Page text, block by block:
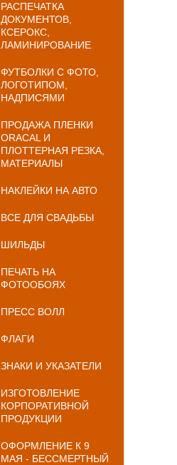
РАСПЕЧАТКА
ДОКУМЕНТОВ,
КСЕРОКС,
ЛАМИНИРОВАНИЕ
ФУТБОЛКИ С ФОТО,
ЛОГОТИПОМ,
НАДПИСЯМИ
ПРОДАЖА ПЛЕНКИ
ORACAL И
ПЛОТТЕРНАЯ РЕЗКА,
МАТЕРИАЛЫ
НАКЛЕЙКИ НА АВТО
ВСЕ ДЛЯ СВАДЬБЫ
ШИЛЬДЫ
ПЕЧАТЬ НА
ФОТООБОЯХ
ПРЕСС ВОЛЛ
ФЛАГИ
ЗНАКИ И УКАЗАТЕЛИ
ИЗГОТОВЛЕНИЕ
КОРПОРАТИВНОЙ
ПРОДУКЦИИ
ОФОРМЛЕНИЕ К 9
МАЯ - БЕССМЕРТНЫЙ